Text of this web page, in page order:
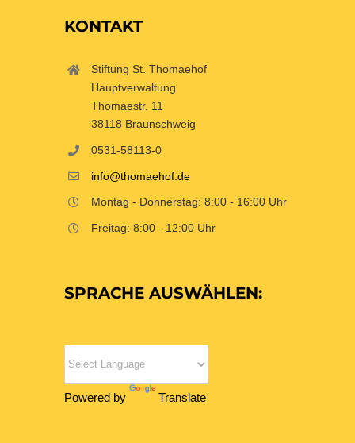
KONTAKT
Stiftung St. Thomaehof
Hauptverwaltung
Thomaestr. 11
38118 Braunschweig
0531-58113-0
info@thomaehof.de
Montag - Donnerstag: 8:00 - 16:00 Uhr
Freitag: 8:00 - 12:00 Uhr
SPRACHE AUSWÄHLEN:
Powered by Translate